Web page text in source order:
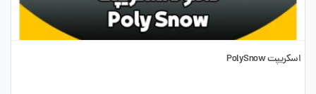
اسکریپت PolySnow